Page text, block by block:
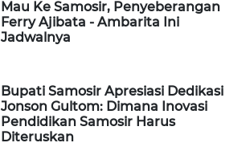
Mau Ke Samosir, Penyeberangan
Ferry Ajibata - Ambarita Ini
Jadwalnya
Bupati Samosir Apresiasi Dedikasi
Jonson Gultom: Dimana Inovasi
Pendidikan Samosir Harus
Diteruskan